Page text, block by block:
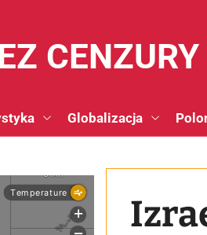
CENZURY
Globalizacja